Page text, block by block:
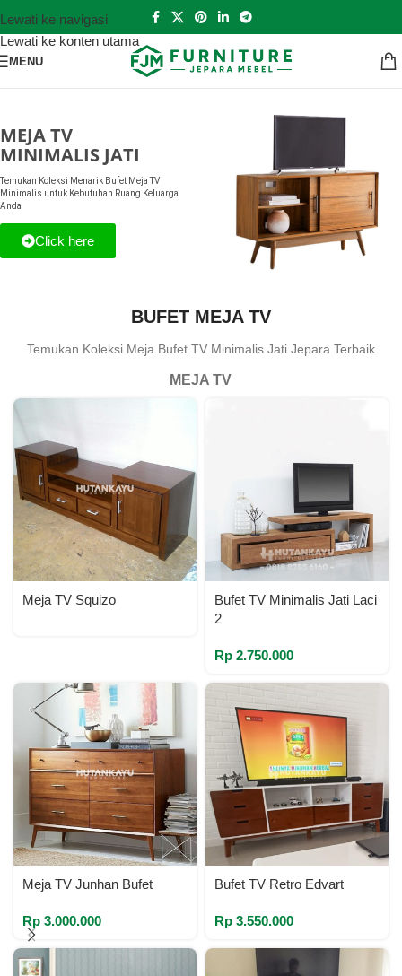
Lewati ke navigasi
Lewati ke konten utama
MENU
MEJA TV
MINIMALIS JATI
Temukan Koleksi Menarik Bufet Meja TV
Minimalis untuk Kebutuhan Ruang Keluarga
Anda
Click here
BUFET MEJA TV
Temukan Koleksi Meja Bufet TV Minimalis Jati Jepara Terbaik
MEJA TV
Meja TV Squizo
Bufet TV Minimalis Jati Laci
2
Rp2.750.000
Meja TV Junhan Bufet
Rp 3.000.000
Bufet TV Retro Edvart
Rp3.550.000